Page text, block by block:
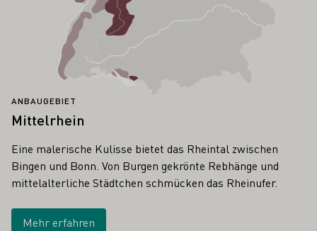
ANBAUGEBIET
Mittelrhein
Eine malerische Kulisse bietet das Rheintal zwischen
Bingen und Bonn. Von Burgen gekrönte Rebhänge und
mittelalterliche Städtchen schmücken das Rheinufer.
Mehr erfahren